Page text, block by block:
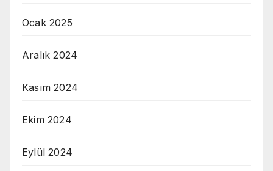
Ocak 2025
Aralık 2024
Kasım 2024
Ekim 2024
Eylül 2024